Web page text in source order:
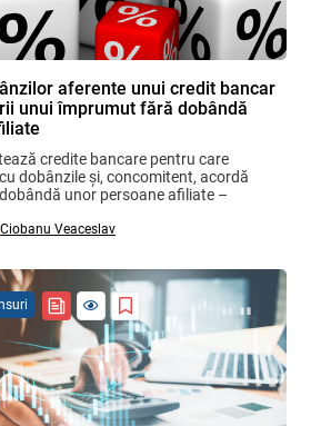
aferente unui credit bancar
unui împrumut fără dobândă
credite bancare pentru care
dobânzile și, concomitent, acordă
unor persoane afiliate –
Ciobanu Veaceslav